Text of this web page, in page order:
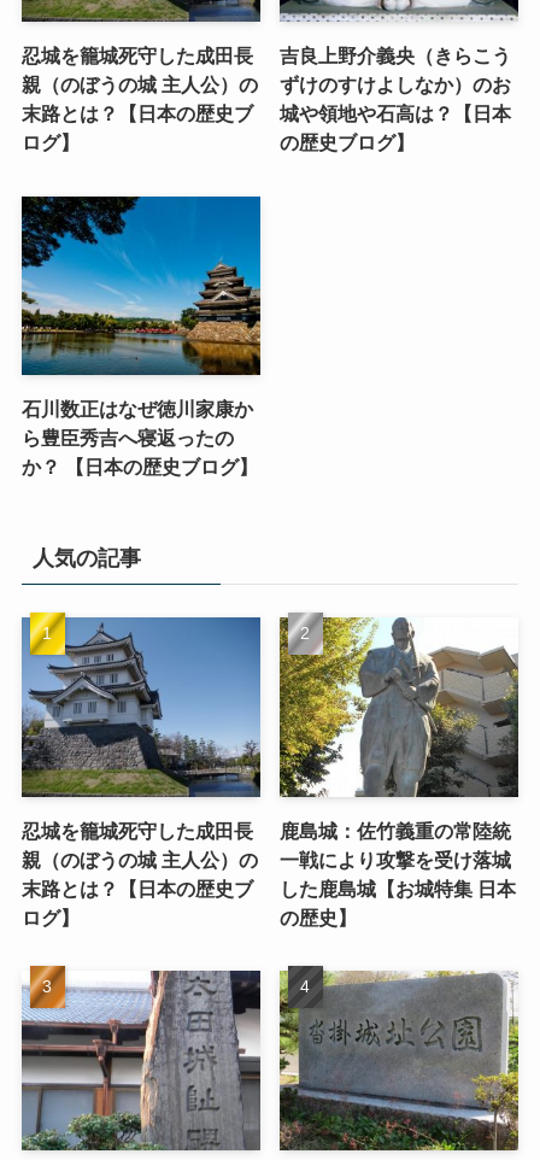
忍城を籠城死守した成田長
親（のぼうの城 主人公）の
末路とは？【日本の歴史ブ
ログ】
吉良上野介義央（きらこう
ずけのすけよしなか）のお
城や領地や石高は？【日本
の歴史ブログ】
石川数正はなぜ徳川家康か
ら豊臣秀吉へ寝返ったの
か？ 【日本の歴史ブログ】
人気の記事
忍城を籠城死守した成田長
親（のぼうの城 主人公）の
末路とは？【日本の歴史ブ
ログ】
鹿島城：佐竹義重の常陸統
一戦により攻撃を受け落城
した鹿島城【お城特集 日本
の歴史】